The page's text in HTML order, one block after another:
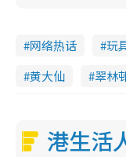
网络热话 玩
黄大仙
翠林
港生活